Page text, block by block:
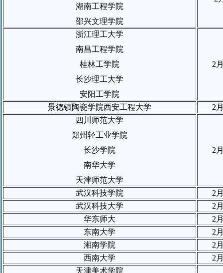
湖南工程学院
邵兴文理学院
浙江理工大学
南昌工程学院
桂林工学院
长沙理工大学
安阳工学院
2
景德镇陶瓷学院西安工程大学 2
四川师范大学
郑州轻工业学院
长沙学院
南华大学
天津师范大学
2
武汉科技学院 2
武汉科技大学
2
华东师大
2
东南大学
2
湘南学院
2
西南大学
2
天津美术学院